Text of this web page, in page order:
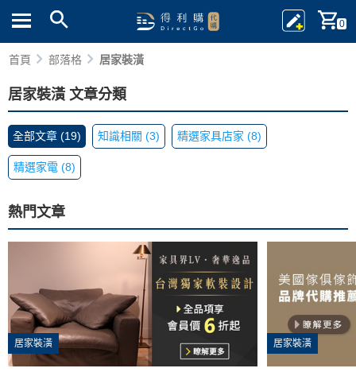
0
首頁 部落格 居家裝潢
居家裝潢 文章分類
全部文章 (19) 知識相關 (3) 精選家具店家 (8)
精選家電 (8)
熱門文章
居家裝潢 居家裝潢